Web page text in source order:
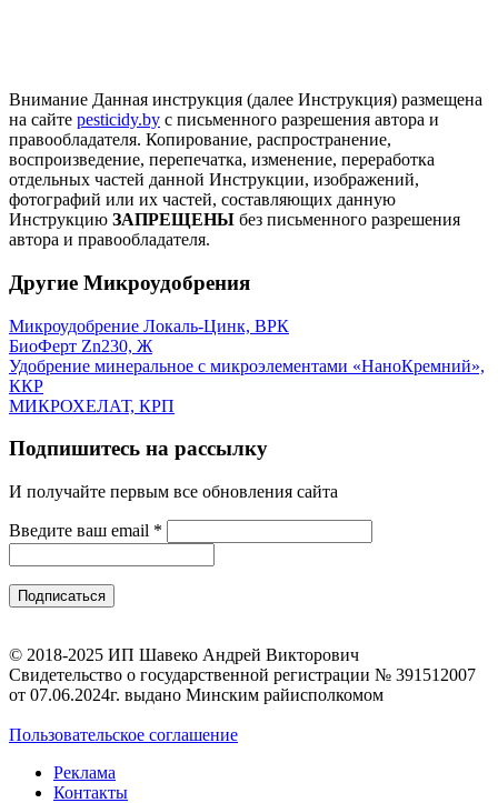
Внимание Данная инструкция (далее Инструкция) размещена
на сайте pesticidy.by с письменного разрешения автора и
правообладателя. Копирование, распространение,
воспроизведение, перепечатка, изменение, переработка
отдельных частей данной Инструкции, изображений,
фотографий или их частей, составляющих данную
Инструкцию ЗАПРЕЩЕНЫ без письменного разрешения
автора и правообладателя.
Другие Микроудобрения
Микроудобрение Локаль-Цинк, ВРК
БиоФерт Zn230, Ж
Удобрение минеральное с микроэлементами «НаноКремний»,
ККР
МИКРОХЕЛАТ, КРП
Подпишитесь на рассылку
И получайте первым все обновления сайта
Введите ваш email *
© 2018-2025 ИП Шавеко Андрей Викторович
Свидетельство о государственной регистрации № 391512007
от 07.06.2024г. выдано Минским райисполкомом
Пользовательское соглашение
Реклама
Контакты